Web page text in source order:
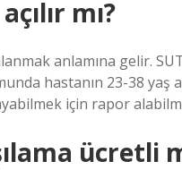
mı?
anlamına gelir.
hastanın 23-38 yaş
için rapor
ücretli